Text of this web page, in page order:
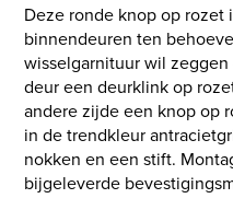
Deze ronde knop op rozet
binnendeuren ten
wisselgarnituur wil
deur een deurklink op
andere zijde een knop op
in de trendkleur
nokken en een stift.
bijgeleverde